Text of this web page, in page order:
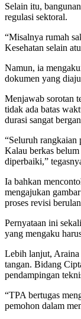
Selain itu,
regulasi sektoral.
“Misalnya rumah
Kesehatan selain
Namun, ia
dokumen yang
Menjawab sorotan
tidak ada batas
durasi sangat
“Seluruh rangkaian
Kalau berkas
diperbaiki,”
Ia bahkan
mengajukan
proses revisi
Pernyataan ini
yang mengaku
Lebih lanjut, Araina
tangan. Bidang
pendampingan
“TPA bertugas
pemohon dalam